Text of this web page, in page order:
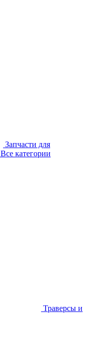
Запчасти для
Все категории
Траверсы и